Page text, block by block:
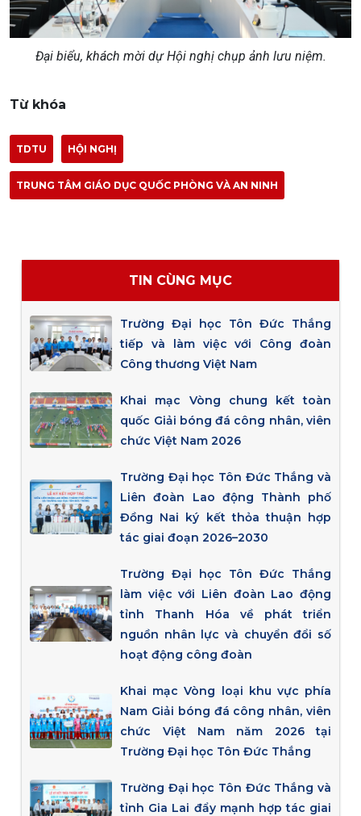
Đại biểu, khách mời dự Hội nghị chụp ảnh lưu niệm.
Từ khóa
TDTU HỘI NGHỊ
TRUNG TÂM GIÁO DỤC QUỐC PHÒNG VÀ AN NINH
TIN CÙNG MỤC
Trường Đại học Tôn Đức Thắng
tiếp và làm việc với Công đoàn
Công thương Việt Nam
Khai mạc Vòng chung kết toàn
quốc Giải bóng đá công nhân, viên
chức Việt Nam 2026
Trường Đại học Tôn Đức Thắng và
Liên đoàn Lao động Thành phố
Đồng Nai ký kết thỏa thuận hợp
tác giai đoạn 2026–2030
Trường Đại học Tôn Đức Thắng
làm việc với Liên đoàn Lao động
tỉnh Thanh Hóa về phát triển
nguồn nhân lực và chuyển đổi số
hoạt động công đoàn
Khai mạc Vòng loại khu vực phía
Nam Giải bóng đá công nhân, viên
chức Việt Nam năm 2026 tại
Trường Đại học Tôn Đức Thắng
Trường Đại học Tôn Đức Thắng và
tỉnh Gia Lai đẩy mạnh hợp tác giai